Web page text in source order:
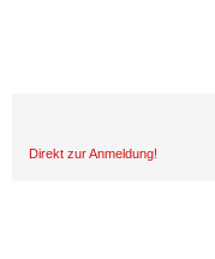
Direkt zur Anmeldung!